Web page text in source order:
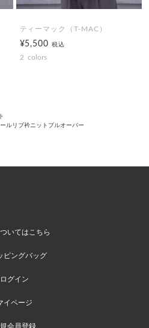
ティーマック（T-MAC）
¥5,500税込
2 colors
ルリブ衿ニットプルオーバー
いてはこちら
ピングバッグ
ログイン
イページ
会員登録